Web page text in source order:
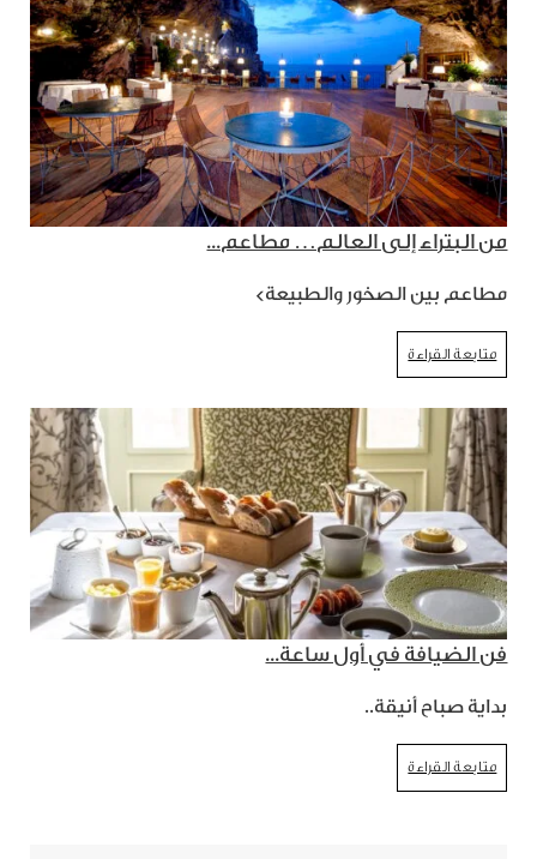
من البتراء إلى العالم… مطاعم...
مطاعم بين الصخور والطبيعة>
متابعة القراءة
فن الضيافة في أول ساعة...
بداية صباح أنيقة..
متابعة القراءة